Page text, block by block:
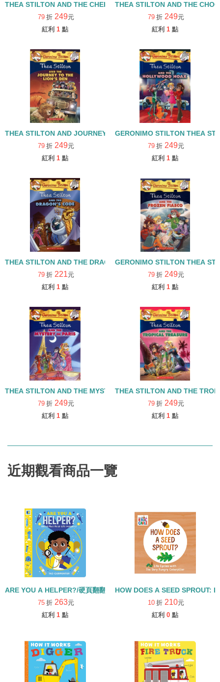
THEA STILTON AND THE CHERRY BLOSSOM ADVENTURE#6
79 折 249元
紅利 1 點
THEA STILTON AND THE
79 折 249元
紅利 1 點
THEA STILTON AND JOURNEY TO THE LION'S DEN#17
79 折 249元
紅利 1 點
GERONIMO STILTON THEA
79 折 249元
紅利 1 點
THEA STILTON AND THE DRAGON'S CODE#1
79 折 221元
紅利 1 點
GERONIMO STILTON THEA
79 折 249元
紅利 1 點
THEA STILTON AND THE MYSTERY IN PARIS#5
79 折 249元
紅利 1 點
THEA STILTON AND THE
79 折 249元
紅利 1 點
近期觀看商品一覽
ARE YOU A HELPER?/硬頁翻翻書
75 折 263元
紅利 1 點
HOW DOES A SEED SPROUT:
10 折 210元
紅利 0 點